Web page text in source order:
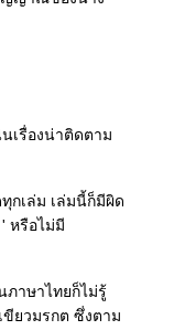
เรื่องน่าติดตาม
กเล่ม เล่มนี้ก็มีผิด
หรือไม่มี
ภาษาไทยก็ไม่รู้
ขียวมรกต ซึ่งตาม